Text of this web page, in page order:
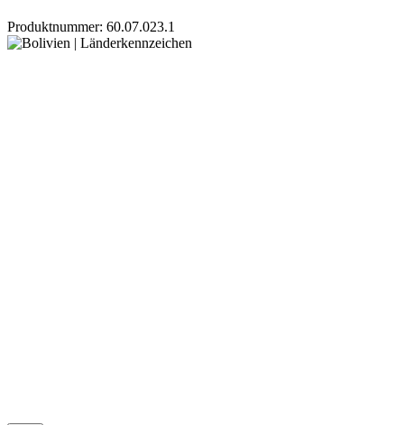
Produktnummer: 60.07.023.1